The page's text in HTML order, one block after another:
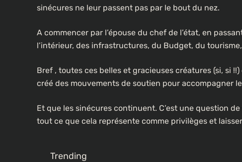
sinécures ne leur passent pas par le bout du nez.
A commencer par l’épouse du chef de l’état, en
l’intérieur, des infrastructures, du Budget, du tourisme,
Bref , toutes ces belles et gracieuses créatures (si, si
créé des mouvements de soutien pour accompagner
Et que les sinécures continuent. C’est une question
tout ce que cela représente comme privilèges et
Trending